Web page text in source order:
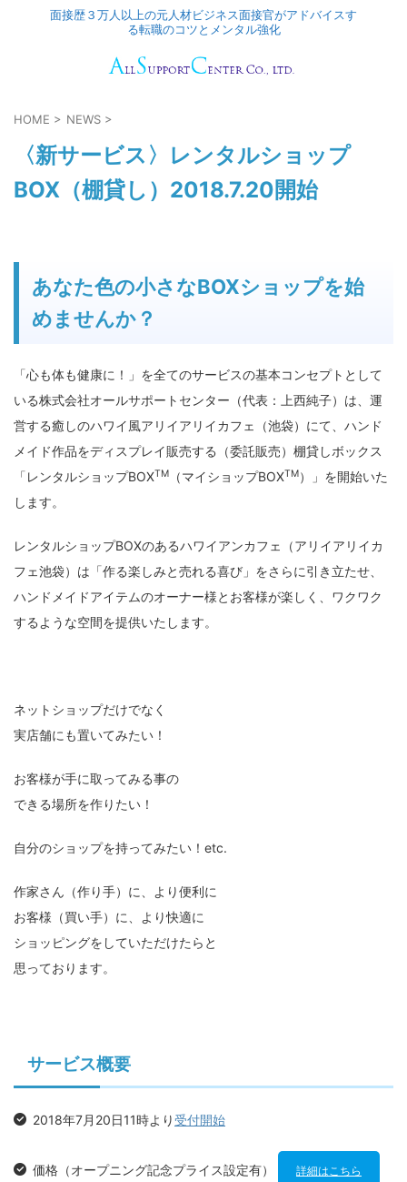
面接歴３万人以上の元人材ビジネス面接官がアドバイスす
る転職のコツとメンタル強化
HOME > NEWS >
〈新サービス〉レンタルショップ
BOX（棚貸し）2018.7.20開始
あなた色の小さなBOXショップを始
めませんか？
「心も体も健康に！」を全てのサービスの基本コンセプトとして
いる株式会社オールサポートセンター（代表：上西純子）は、運
営する癒しのハワイ風アリイアリイカフェ（池袋）にて、ハンド
メイド作品をディスプレイ販売する（委託販売）棚貸しボックス
「レンタルショップBOXTM （マイショップBOXTM）」を開始いた
します。
レンタルショップBOXのあるハワイアンカフェ（アリイアリイカ
フェ池袋）は「作る楽しみと売れる喜び」をさらに引き立たせ、
ハンドメイドアイテムのオーナー様とお客様が楽しく、ワクワク
するような空間を提供いたします。
ネットショップだけでなく
実店舗にも置いてみたい！
お客様が手に取ってみる事の
できる場所を作りたい！
自分のショップを持ってみたい！etc.
作家さん（作り手）に、より便利に
お客様（買い手）に、より快適に
ショッピングをしていただけたらと
思っております。
サービス概要
2018年7月20日11時より受付開始
価格（オープニング記念プライス設定有） 詳細はこちら